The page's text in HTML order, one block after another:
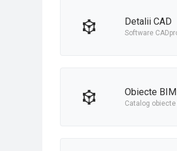
detalii CAD
Software
obiecte BIM
Catalog